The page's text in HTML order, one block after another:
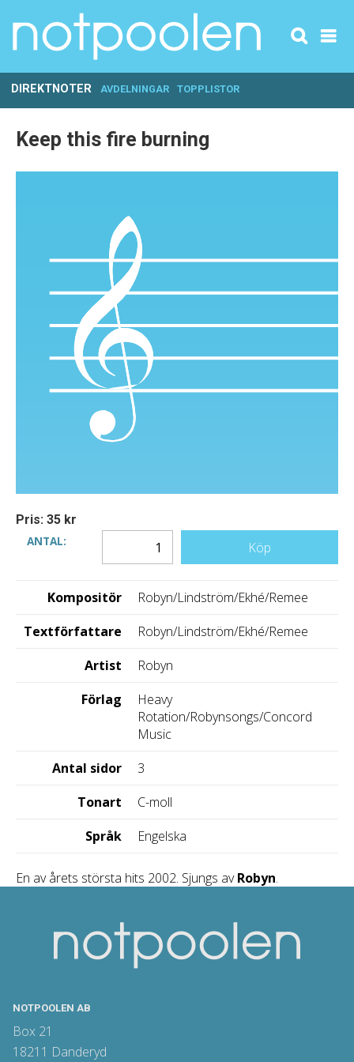
DIREKTNOTER AVDELNINGAR TOPPLISTOR
Keep this fire burning
Pris: 35 kr
ANTAL:
Köp
Kompositör
Robyn/Lindström/Ekhé/Remee
Textförfattare
Robyn/Lindström/Ekhé/Remee
Artist
Robyn
Förlag
Heavy
Rotation/Robynsongs/Concord
Music
Antal sidor
3
Tonart
C-moll
Språk
Engelska
En av årets största hits 2002. Sjungs avRobyn.
NOTPOOLEN AB
Box 21
18211 Danderyd